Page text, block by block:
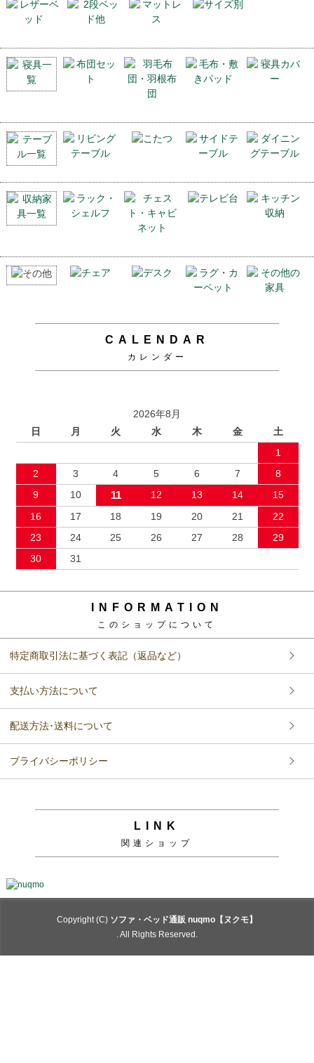
CALENDAR
カレンダー
2026年8月
日
月 火 水 木 金
土
1
2
3 4 5 6 7
8
9
10 11 12 13 14
15
16
17 18 19 20 21
22
23
24 25 26 27 28
29
30
31
INFORMATION
このショップについて
特定商取引法に基づく表記（返品など）
支払い方法について
配送方法･送料について
プライバシーポリシー
LINK
関連ショップ
Copyright (C) ソファ・ベッド通販 nuqmo【ヌクモ】
. All Rights Reserved.